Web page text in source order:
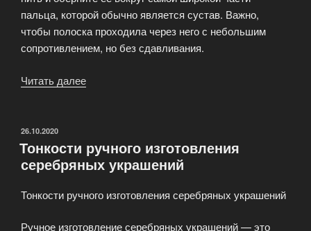
пальца, которой обычно является сустав. Важно,
чтобы полоска проходила через него с небольшим
сопротивлением, но без сдавливания.
Читать далее
кольца»
ОПУБЛИКОВАНО
26.10.2020
Тонкости ручного изготовления
серебряных украшений
Тонкости ручного изготовления серебряных украшений
Ручное изготовление серебряных украшений — это